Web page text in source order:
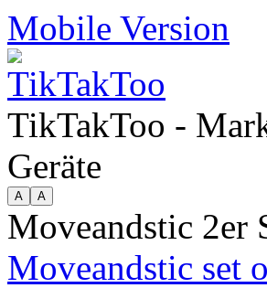
Mobile Version
TikTakToo -
Geräte
Moveandstic 2er
Moveandstic set